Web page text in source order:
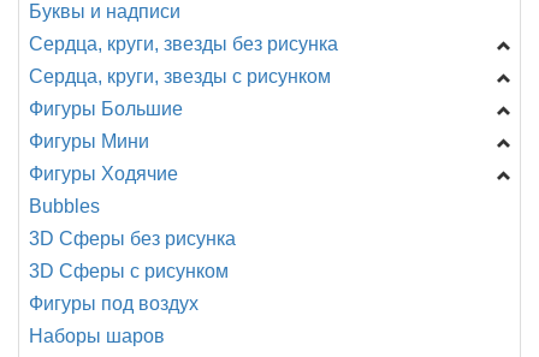
Цифры Мини
Цифры на подставке
A - Анаграмм (США)
AG - Agura
F - ФлексМетал (ИСПАНИЯ)
CTI - США
GR - Италия
CN - Китай
Разное
Буквы и надписи
Сердца, круги, звезды без рисунка
Звезды
Сердца
Круги
Специальные
Сердца, круги, звезды с рисунком
День Рождения
Новорождённым
Разное
Любовь, свадьба.
Детская тематика, мультфильмы.
События, праздники.
Смайлы, улыбки.
Поздравляю!
Фигуры Большие
Головы
Девочки, мальчики...
День рождения
Еда, напитки
Животные
Любовь, свадьба
Морские обитатели
Фигуры Мини
Shake, шар с ручкой
Головы
Девочки, мальчики
Динозавры, драконы
Еда, напитки
Животные
Фигуры Ходячие
A -Анаграмм
CN -Китай
Разное
Bubbles
3D Сферы без рисунка
3D Сферы с рисунком
Фигуры под воздух
Наборы шаров